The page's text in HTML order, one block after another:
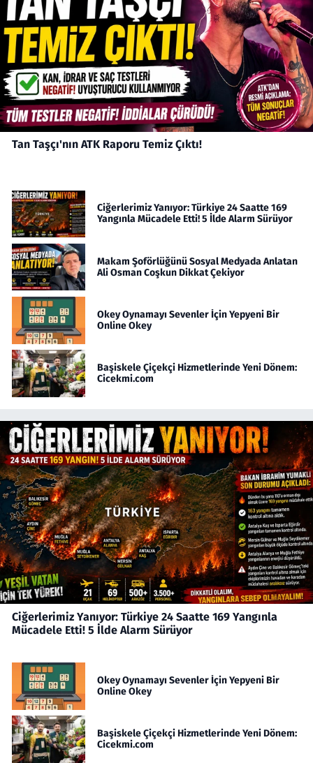
Tan Taşçı'nın ATK Raporu Temiz Çıktı!
Ciğerlerimiz Yanıyor: Türkiye 24 Saatte 169
Yangınla Mücadele Etti! 5 İlde Alarm Sürüyor
Makam Şoförlüğünü Sosyal Medyada Anlatan
Ali Osman Coşkun Dikkat Çekiyor
Okey Oynamayı Sevenler İçin Yepyeni Bir
Online Okey
Başiskele Çiçekçi Hizmetlerinde Yeni Dönem:
Cicekmi.com
Ciğerlerimiz Yanıyor: Türkiye 24 Saatte 169 Yangınla
Mücadele Etti! 5 İlde Alarm Sürüyor
Okey Oynamayı Sevenler İçin Yepyeni Bir
Online Okey
Başiskele Çiçekçi Hizmetlerinde Yeni Dönem:
Cicekmi.com